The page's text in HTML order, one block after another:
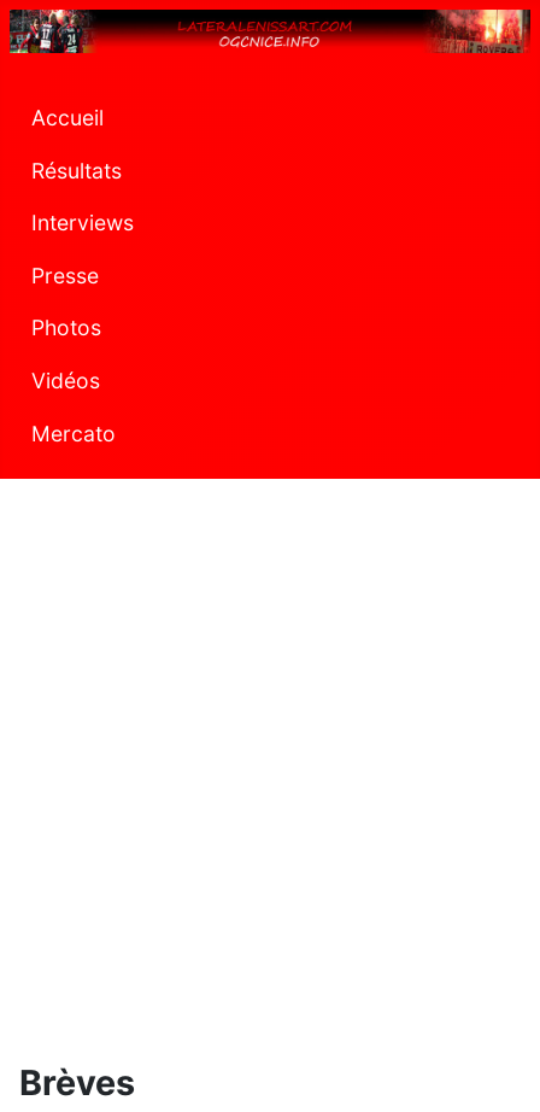
Accueil
Résultats
Interviews
Presse
Photos
Vidéos
Mercato
Brèves